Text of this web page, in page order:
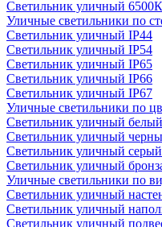
Cветильник уличный 6500К
Уличные светильники по
Светильник уличный IP44
Светильник уличный IP54
Светильник уличный IP65
Светильник уличный IP66
Светильник уличный IP67
Уличные светильники по
Светильник уличный белый
Светильник уличный
Светильник уличный серый
Светильник уличный
Уличные светильники по
Светильник уличный
Светильник уличный
Светильник уличный